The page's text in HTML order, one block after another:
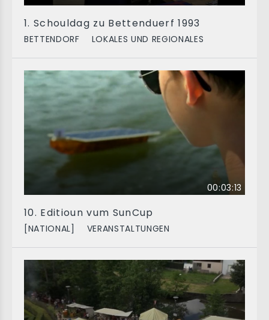
1. Schouldag zu Bettenduerf 1993
BETTENDORF LOKALES UND REGIONALES
00:03:13
10. Editioun vum SunCup
[NATIONAL] VERANSTALTUNGEN